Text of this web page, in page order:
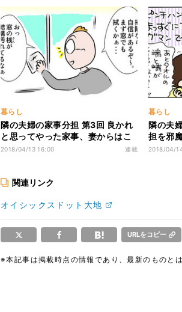
暮らし
隣の夫婦の家事分担 第3回 良かれ
と思ってやった家事、妻からはこ
う見えていました
2018/04/13 16:00 連載
暮らし
隣の夫
担を邪
ちよく
2018/04/
関連リンク
オイシックスドット大地
URLをコピー
※本記事は掲載時点の情報であり、最新のものと